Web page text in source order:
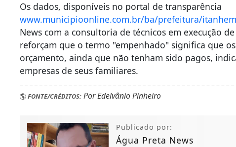
Os dados, disponíveis no portal de transparência
www.municipioonline.com.br/ba/prefeitura/itanhem
News com a consultoria de técnicos em execução
reforçam que o termo "empenhado" significa que
orçamento, ainda que não tenham sido pagos,
empresas de seus familiares.
FONTE/CRÉDITOS: Por Edelvânio Pinheiro
Publicado por:
Água Preta News